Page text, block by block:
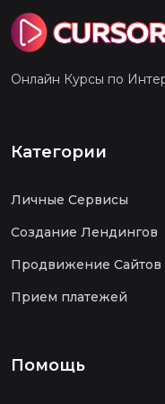
Онлайн Курсы по
Категории
Личные Сервисы
Создание Лендингов
Продвижение Сайтов
Прием платежей
Помощь